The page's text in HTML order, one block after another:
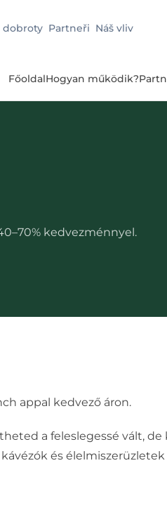
dobroty Partneři Náš vliv
FőoldalHogyan működik?
kedvezménnyel.
appal kedvező áron.
a feleslegessé vált, de
és